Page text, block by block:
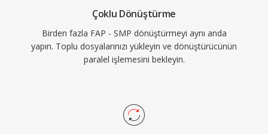
Çoklu Dönüştürme
Birden fazla FAP - SMP dönüştürmeyi aynı anda
yapın. Toplu dosyalarınızı yükleyin ve dönüştürücünün
paralel işlemesini bekleyin.